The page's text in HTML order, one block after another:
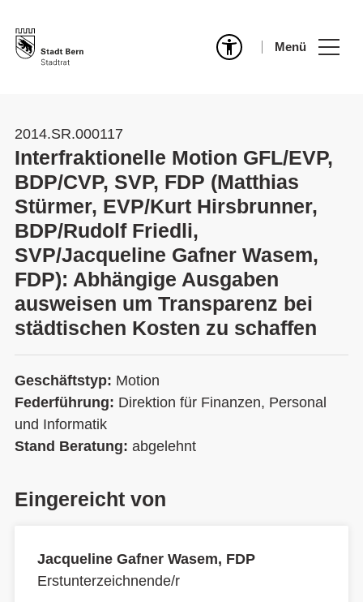
Menü
2014.SR.000117
Interfraktionelle Motion GFL/EVP,
BDP/CVP, SVP, FDP (Matthias
Stürmer, EVP/Kurt Hirsbrunner,
BDP/Rudolf Friedli,
SVP/Jacqueline Gafner Wasem,
FDP): Abhängige Ausgaben
ausweisen um Transparenz bei
städtischen Kosten zu schaffen
Geschäftstyp: Motion
Federführung: Direktion für Finanzen, Personal
und Informatik
Stand Beratung: abgelehnt
Eingereicht von
Jacqueline Gafner Wasem, FDP
Erstunterzeichnende/r